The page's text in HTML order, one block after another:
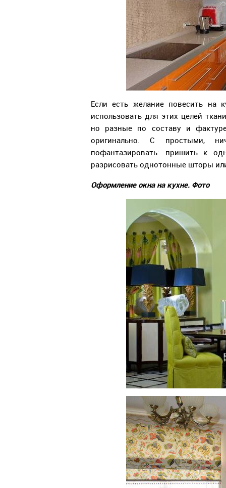
Если есть желание повесить на
использовать для этих целей
но разные по составу и
оригинально. С простыми,
пофантазировать: пришить к
разрисовать однотонные шторы
Оформление окна на кухне. Фото